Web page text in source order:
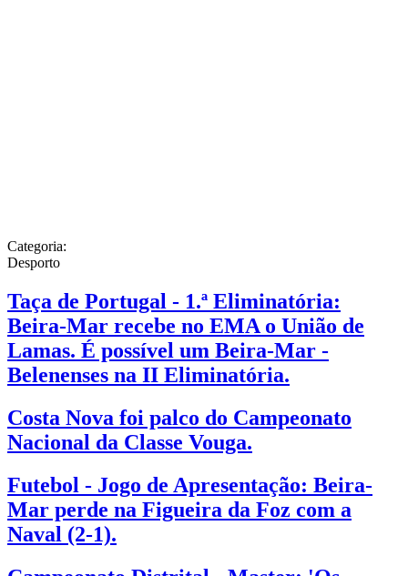
Categoria:
Desporto
Taça de Portugal - 1.ª Eliminatória:
Beira-Mar recebe no EMA o União de
Lamas. É possível um Beira-Mar -
Belenenses na II Eliminatória.
Costa Nova foi palco do Campeonato
Nacional da Classe Vouga.
Futebol - Jogo de Apresentação: Beira-
Mar perde na Figueira da Foz com a
Naval (2-1).